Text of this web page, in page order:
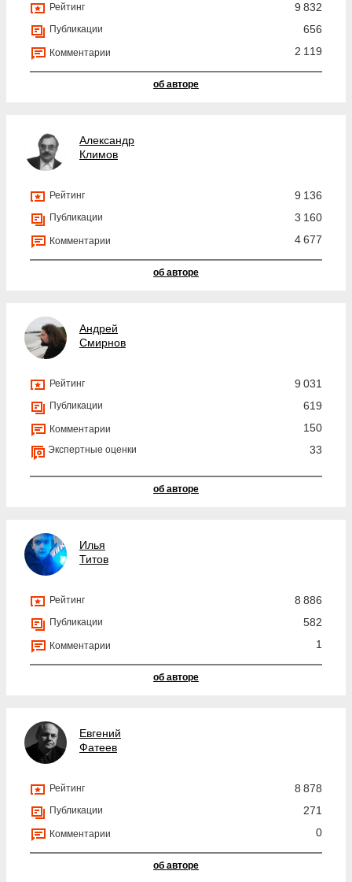
Рейтинг 9 832
Публикации 656
Комментарии 2 119
об авторе
Александр
Климов
Рейтинг 9 136
Публикации 3 160
Комментарии 4 677
об авторе
Андрей
Смирнов
Рейтинг 9 031
Публикации 619
Комментарии 150
Экспертные оценки 33
об авторе
Илья
Титов
Рейтинг 8 886
Публикации 582
Комментарии 1
об авторе
Евгений
Фатеев
Рейтинг 8 878
Публикации 271
Комментарии 0
об авторе